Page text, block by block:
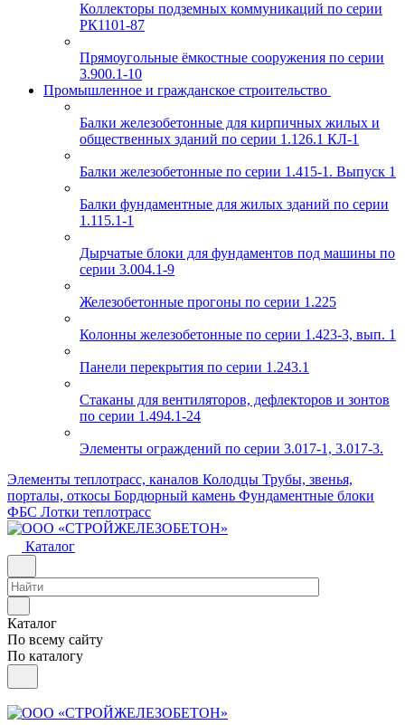
Коллекторы подземных коммуникаций по серии
РК1101-87
Прямоугольные ёмкостные сооружения по серии
3.900.1-10
Промышленное и гражданское строительство
Балки железобетонные для кирпичных жилых и
общественных зданий по серии 1.126.1 КЛ-1
Балки железобетонные по серии 1.415-1. Выпуск 1
Балки фундаментные для жилых зданий по серии
1.115.1-1
Дырчатые блоки для фундаментов под машины по
серии 3.004.1-9
Железобетонные прогоны по серии 1.225
Колонны железобетонные по серии 1.423-3, вып. 1
Панели перекрытия по серии 1.243.1
Стаканы для вентиляторов, дефлекторов и зонтов
по серии 1.494.1-24
Элементы ограждений по серии 3.017-1, 3.017-3.
Элементы теплотрасс, каналов Колодцы Трубы, звенья,
порталы, откосы Бордюрный камень Фундаментные блоки
ФБС Лотки теплотрасс
Каталог
Каталог
По всему сайту
По каталогу